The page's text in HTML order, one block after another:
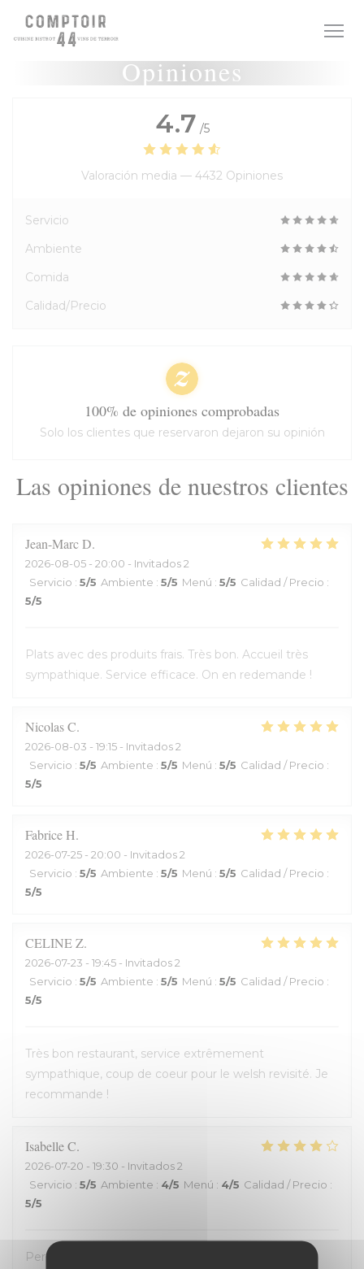
Personalización de sus opciones de cookies
Opiniones
Las opiniones de nuestros clientes
Jean-MarcD
2026-08-05 - 20:00 - Invitados 2
Servicio : 5/5 Ambiente : 5/5 Menú : 5/5 Calidad / Precio :
5/5
Plats avec des produits frais. Très bon. Accueil très
sympathique. Service efficace. On en redemande !
NicolasC
2026-08-03 - 19:15 - Invitados 2
Servicio : 5/5 Ambiente : 5/5 Menú : 5/5 Calidad / Precio :
5/5
FabriceH
2026-07-25 - 20:00 - Invitados 2
Servicio : 5/5 Ambiente : 5/5 Menú : 5/5 Calidad / Precio :
5/5
CELINEZ
2026-07-23 - 19:45 - Invitados 2
Servicio : 5/5 Ambiente : 5/5 Menú : 5/5 Calidad / Precio :
5/5
Très bon restaurant, service extrêmement
sympathique, coup de coeur pour le welsh revisité. Je
recommande !
IsabelleC
2026-07-20 - 19:30 - Invitados 2
Servicio : 5/5 Ambiente : 4/5 Menú : 4/5 Calidad / Precio :
5/5
Personnel très accueillant, très bons plats, carte
4.7 /5
Valoración media — 4432 Opiniones
Servicio
Ambiente
Comida
Calidad/Precio
100% de opiniones comprobadas
Solo los clientes que reservaron dejaron su opinión